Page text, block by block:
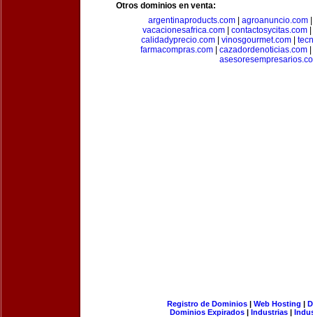
Otros dominios en venta:
argentinaproducts.com| agroanuncio.com
vacacionesafrica.com| contactosycitas.com|
calidadyprecio.com
vinosgourmet.com
farmacompras.com
cazadordenoticias.com
Registro de Dominios| Web Hosting |
Dominios Expirados | Industrias |